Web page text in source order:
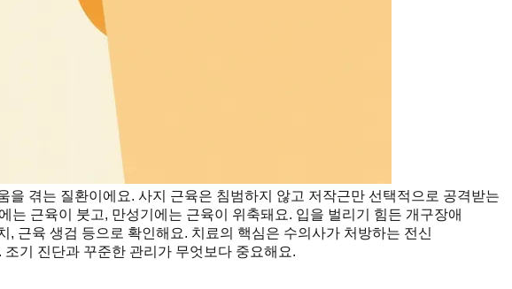
을 겪는 질환이에요. 사지 근육은 침범하지 않고 저작근만 선택적으로 공격받는
는 근육이 붓고, 만성기에는 근육이 위축돼요. 입을 벌리기 힘든 개구장애
근육 생검 등으로 확인해요. 치료의 핵심은 수의사가 처방하는 전신
기 진단과 꾸준한 관리가 무엇보다 중요해요.